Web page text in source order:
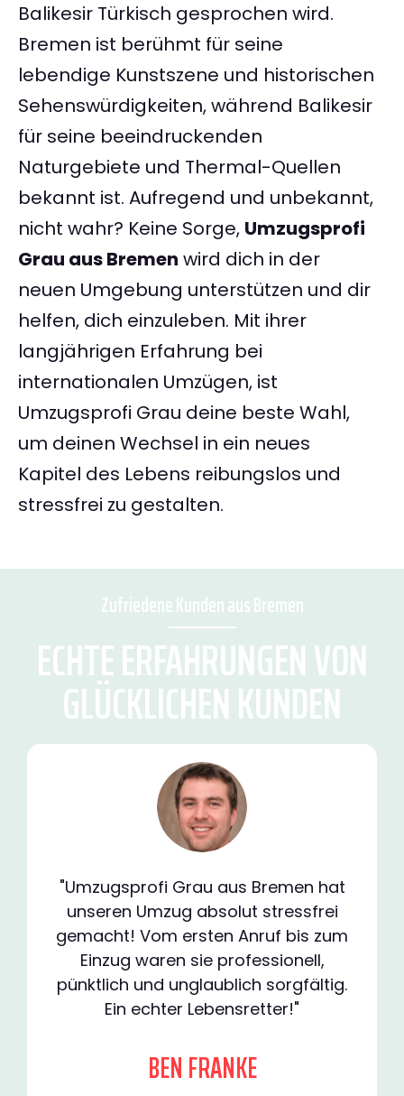
Balikesir Türkisch gesprochen wird.
Bremen ist berühmt für seine
lebendige Kunstszene und historischen
Sehenswürdigkeiten, während Balikesir
für seine beeindruckenden
Naturgebiete und Thermal-Quellen
bekannt ist. Aufregend und unbekannt,
nicht wahr? Keine Sorge, Umzugsprofi
Grau aus Bremen wird dich in der
neuen Umgebung unterstützen und dir
helfen, dich einzuleben. Mit ihrer
langjährigen Erfahrung bei
internationalen Umzügen, ist
Umzugsprofi Grau deine beste Wahl,
um deinen Wechsel in ein neues
Kapitel des Lebens reibungslos und
stressfrei zu gestalten.
Zufriedene Kunden aus Bremen
ECHTE ERFAHRUNGEN VON
GLÜCKLICHEN KUNDEN
"Umzugsprofi Grau aus Bremen hat
unseren Umzug absolut stressfrei
gemacht! Vom ersten Anruf bis zum
Einzug waren sie professionell,
pünktlich und unglaublich sorgfältig.
Ein echter Lebensretter!"
BEN FRANKE